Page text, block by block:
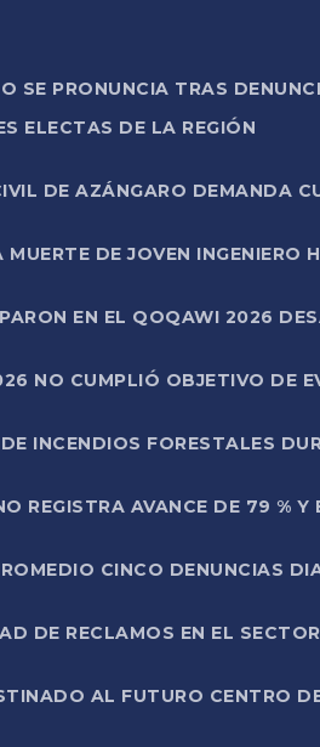
SE PRONUNCIA TRAS
ELECTAS DE LA REGIÓN
DE AZÁNGARO DEMANDA
DE JOVEN
EN EL QOQAWI 2026
NO CUMPLIÓ OBJETIVO DE
INCENDIOS FORESTALES
REGISTRA AVANCE DE 79 %
CINCO DENUNCIAS
DE RECLAMOS EN EL
AL FUTURO CENTRO